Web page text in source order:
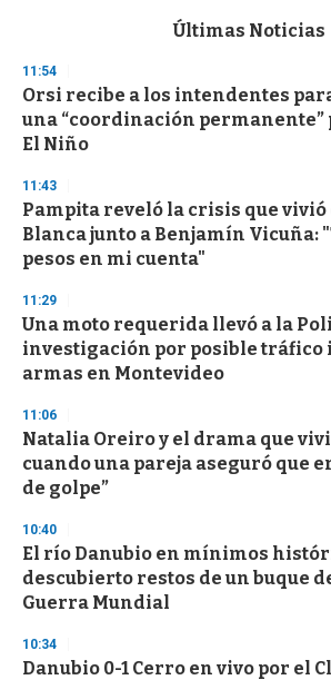
d
s
o
f
3
s
e
c
o
n
d
Últimas Noticias
11:54
Orsi recibe a los intendentes
una “coordinación permanente”
El Niño
11:43
Pampita reveló la crisis que vivió
Blanca junto a Benjamín Vicuña:
pesos en mi cuenta"
11:29
Una moto requerida llevó a la
investigación por posible tráfico
armas en Montevideo
11:06
Natalia Oreiro y el drama que
cuando una pareja aseguró que
de golpe”
10:40
El río Danubio en mínimos
descubierto restos de un buque
Guerra Mundial
10:34
Danubio 0-1 Cerro en vivo por el